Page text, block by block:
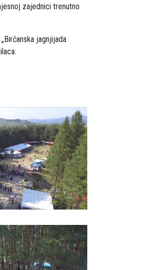
zajednici trenutno
jagnjijada